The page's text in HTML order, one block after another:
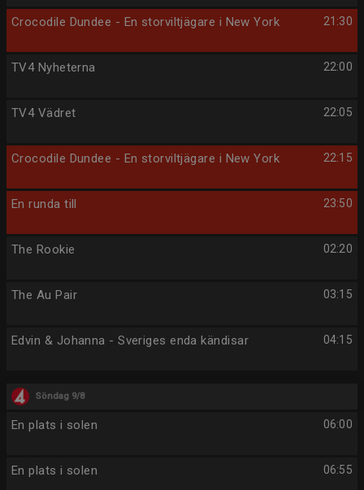
21:30
Crocodile Dundee - En storviltjägare i New York
22:00
TV4 Nyheterna
22:05
TV4 Vädret
22:15
Crocodile Dundee - En storviltjägare i New York
23:50
En runda till
02:20
The Rookie
03:15
The Au Pair
04:15
Edvin & Johanna - Sveriges enda kändisar
Söndag 9/8
06:00
En plats i solen
06:55
En plats i solen